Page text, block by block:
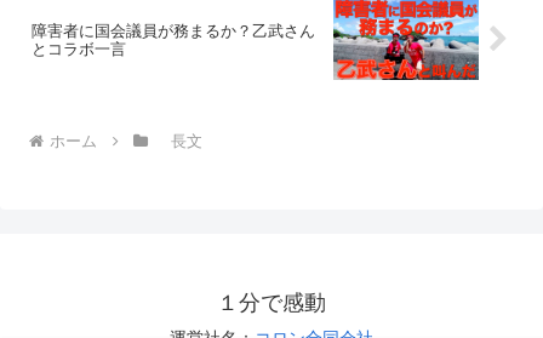
障害者に国会議員が務まるか？乙武さん
とコラボ一言
ホーム 長文
１分で感動